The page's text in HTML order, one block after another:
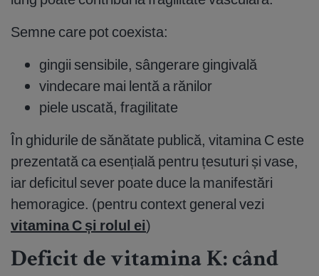
Semne care pot coexista:
gingii sensibile, sângerare gingivală
vindecare mai lentă a rănilor
piele uscată, fragilitate
În ghidurile de sănătate publică, vitamina C este
prezentată ca esențială pentru țesuturi și vase,
iar deficitul sever poate duce la manifestări
hemoragice. (pentru context general vezi
vitamina C și rolul ei)
Deficit de vitamina K: când